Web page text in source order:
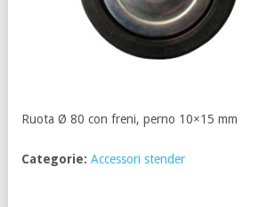
Ruota Ø 80 con freni, perno 10×15 mm
Categorie: Accessori stender